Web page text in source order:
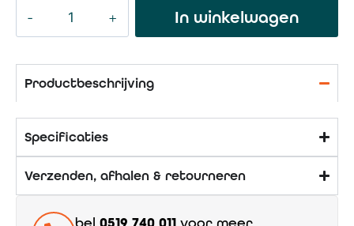
In winkelwagen
Productbeschrijving
Specificaties
Verzenden, afhalen & retourneren
bel
voor meer